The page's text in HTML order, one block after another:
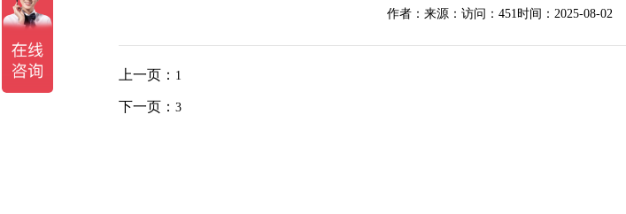
作者： 来源： 访问：451时间：2025-08-02
上一页： 1
下一页：3